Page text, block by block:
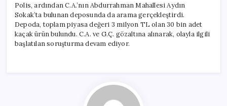
Polis, ardından C.A.’nın Abdurrahman Mahallesi Aydın
Sokak’ta bulunan deposunda da arama gerçekleştirdi.
Depoda, toplam piyasa değeri 3 milyon TL olan 30 bin adet
kaçak ürün bulundu. C.A. ve G.Ç. gözaltına alınarak, olayla ilgili
başlatılan soruşturma devam ediyor.